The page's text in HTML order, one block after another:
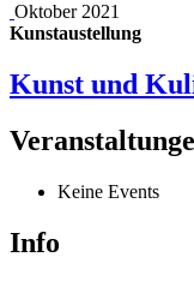
Oktober 2021
Kunstaustellung
Kunst und
Keine Events
Info